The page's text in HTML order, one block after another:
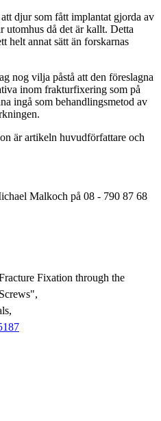
djur som fått implantat gjorda av
utomhus då det är kallt. Detta
helt annat sätt än forskarnas
nog vilja påstå att den föreslagna
inom frakturfixering som på
ingå som behandlingsmetod av
är artikeln huvudförfattare och
Malkoch på 08 - 790 87 68
Fixation through the